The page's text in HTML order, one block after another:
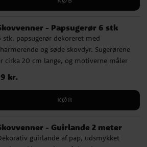
- Papsugerør 6 stk
stk. papsugerør dekoreret med
og søde skovdyr. Sugerørene
cirka 20 cm lange, og motiverne måler
cirka 4 cm i diameter.
:19 kr.
kr.
KØB
- Guirlande 2 meter
guirlande af pap, udsmykket